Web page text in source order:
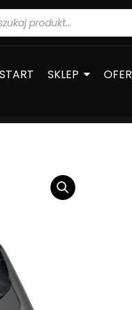
START SKLEP